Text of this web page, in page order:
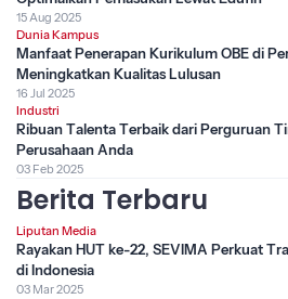
15 Aug 2025
Dunia Kampus
Manfaat Penerapan Kurikulum OBE di
Meningkatkan Kualitas Lulusan
16 Jul 2025
Industri
Ribuan Talenta Terbaik dari Perguruan
Perusahaan Anda
03 Feb 2025
Berita Terbaru
Liputan Media
Rayakan HUT ke-22, SEVIMA Perkuat
di Indonesia
03 Mar 2025